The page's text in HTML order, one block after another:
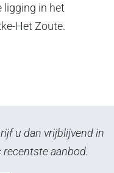
ligging in het
Het Zoute.
u dan vrijblijvend in
aanbod.